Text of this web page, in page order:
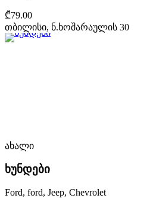
₾79.00
თბილისი, ნ.ხოშარაულის 30
ახალი
ხუნდები
Ford, ford, Jeep, Chevrolet